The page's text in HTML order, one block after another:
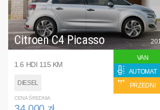
Citroen C4 Picasso
1.6 HDI 115 KM
DIESEL
VAN
AUTOMAT
PRZEDNI
CENA ŚREDNIA